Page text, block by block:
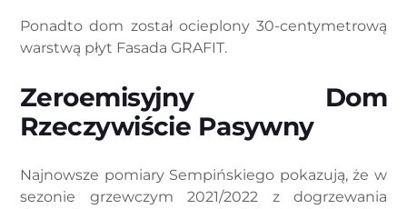
Ponadto dom został ocieplony 30-centymetrową
warstwą płyt Fasada GRAFIT.
Zeroemisyjny Dom
Rzeczywiście Pasywny
Najnowsze pomiary Sempińskiego pokazują, że w
sezonie grzewczym 2021/2022 z dogrzewania